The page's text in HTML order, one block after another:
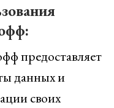
предоставляет
данных и
своих